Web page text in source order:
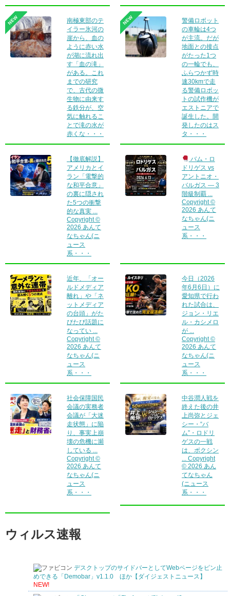
NEW
南極東部のテ
イラー氷河の
崖から、血の
ように赤い水
が湖に流れ出
す「血の滝」
がある。これ
までの研究
で、古代の微
生物に由来す
る鉄分が、空
気に触れるこ
とで滝の水が
赤くな・・・
NEW
警備ロボット
の車輪は4つ
が主流。だが
地面との接点
がたった1つ
の一輪でも、
ふらつかず時
速30kmで走
る警備ロボッ
トの試作機が
エストニアで
誕生した。開
発したのはス
タ・・・
【徹底解説】
アメリカとイ
ラン「電撃的
な和平合意」
の裏に隠され
た5つの衝撃
的な真実 ...
Copyright ©
2026 あんて
なちゃん(ニ
ュース
系・・・
バム・ロ
ドリゲス vs
アントニオ・
バルガス — 3
階級制覇 ...
Copyright ©
2026 あんて
なちゃん(ニ
ュース
系・・・
近年、「オー
ルドメディア
離れ」や「ネ
ットメディア
の台頭」がた
びたび話題に
なってい ...
Copyright ©
2026 あんて
なちゃん(ニ
ュース
系・・・
今日（2026
年6月6日）に
愛知県で行わ
れた試合は、
ジョン・リエ
ル・カシメロ
が ...
Copyright ©
2026 あんて
なちゃん(ニ
ュース
系・・・
社会保障国民
会議の実務者
会議が「大迷
走状態」に陥
り、事実上崩
壊の危機に瀕
している ...
Copyright ©
2026 あんて
なちゃん(ニ
ュース
系・・・
中谷潤人戦を
終えた後の井
上尚弥とジェ
シー・“バ
ム”・ロドリ
ゲスの一戦
は、ボクシン
... Copyright
© 2026 あん
てなちゃん
(ニュース
系・・・
ウィルス速報
デスクトップのサイドバーとしてWebページをピン止
めできる「Demobar」v1.1.0 ほか【ダイジェストニュース】
NEW!